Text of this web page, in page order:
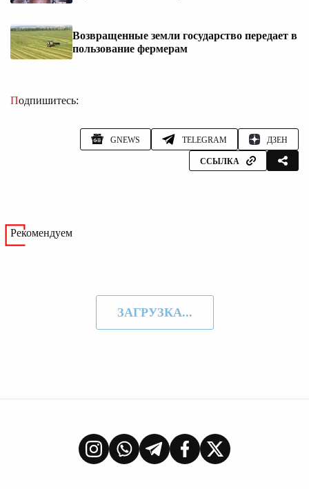
Возвращенные земли государство передает в
пользование фермерам
Подпишитесь:
GNEWS TELEGRAM ДЗЕН
ССЫЛКА
Рекомендуем
ЗАГРУЗКА...